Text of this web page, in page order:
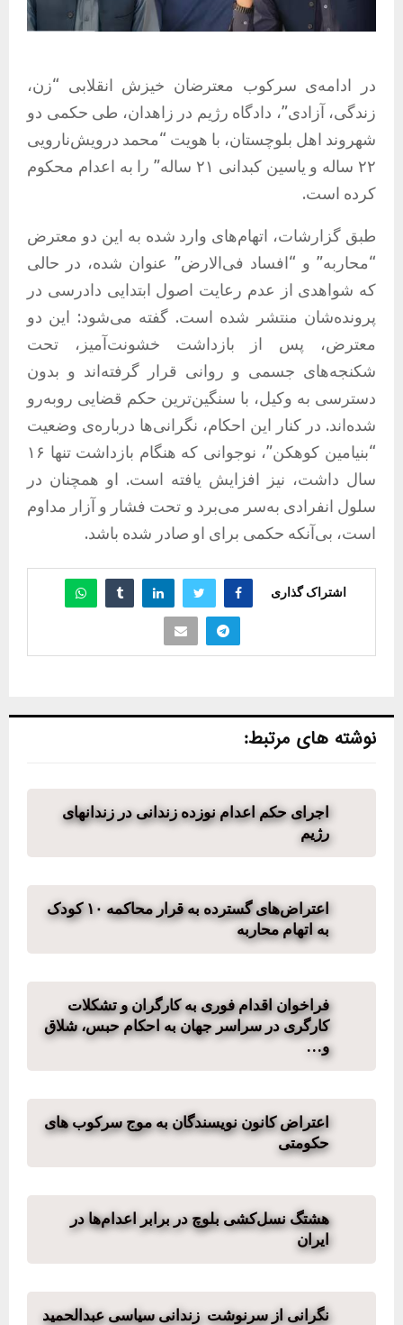
در ادامه‌ی سرکوب معترضان خیزش انقلابی “زن،
زندگی، آزادی”، دادگاه رژیم در زاهدان، طی حکمی دو
شهروند اهل بلوچستان، با هویت “محمد درویش‌نارویی
۲۲ ساله و یاسین کبدانی ۲۱ ساله” را به اعدام محکوم
کرده است.
طبق گزارشات، اتهام‌های وارد شده به این دو معترض
“محاربه” و “افساد فی‌الارض” عنوان شده، در حالی
که شواهدی از عدم رعایت اصول ابتدایی دادرسی در
پرونده‌شان منتشر شده است. گفته می‌شود: این دو
معترض، پس از بازداشت خشونت‌آمیز، تحت
شکنجه‌های جسمی و روانی قرار گرفته‌اند و بدون
دسترسی به وکیل، با سنگین‌ترین حکم قضایی روبه‌رو
شده‌اند. در کنار این احکام، نگرانی‌ها درباره‌ی وضعیت
“بنیامین کوهکن”، نوجوانی که هنگام بازداشت تنها ۱۶
سال داشت، نیز افزایش یافته است. او همچنان در
سلول انفرادی به‌سر می‌برد و تحت فشار و آزار مداوم
است، بی‌آنکه حکمی برای او صادر شده باشد.
اشتراک گذاری
نوشته های مرتبط:
اجرای حکم اعدام نوزده زندانی در زندانهای
رژیم
اعتراض‌های گسترده به قرار محاکمه ۱۰ کودک
به اتهام محاربه
فراخوان اقدام فوری به کارگران و تشکلات
کارگری در سراسر جهان به احکام حبس، شلاق
و…
اعتراض کانون نویسندگان به موج سرکوب های
حکومتی
هشتگ نسل‌کشی بلوچ در برابر اعدام‌ها در
ایران
نگرانی از سرنوشت زندانی سیاسی عبدالحمید